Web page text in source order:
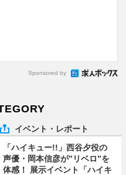
Sponsored by
イベント・レポート
「ハイキュー!!」西谷夕役の
声優・岡本信彦が”リベロ”を
体感！ 展示イベント「ハイキ